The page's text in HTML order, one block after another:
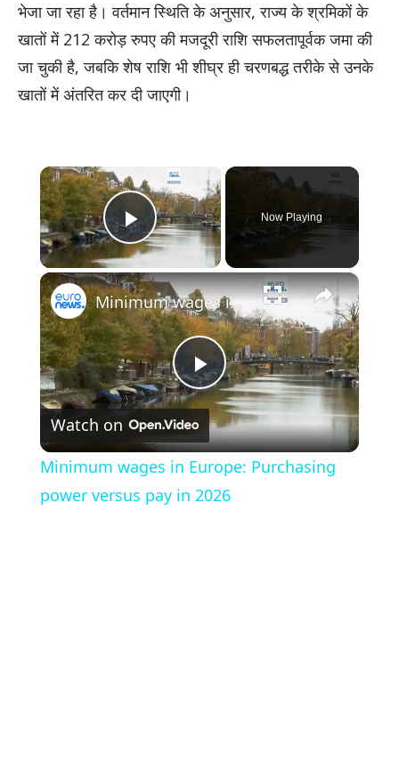
भेजा जा रहा है। वर्तमान स्थिति के अनुसार, राज्य के श्रमिकों के
खातों में 212 करोड़ रुपए की मजदूरी राशि सफलतापूर्वक जमा की
जा चुकी है, जबकि शेष राशि भी शीघ्र ही चरणबद्ध तरीके से उनके
खातों में अंतरित कर दी जाएगी।
Play Video
Now Playing
×
Play
Video
Minimum wages in Europe: Purchasing power versus pay in 2026
Watch on
Minimum wages in Europe: Purchasing
power versus pay in 2026